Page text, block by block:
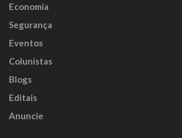
Economia
Segurança
Eventos
Colunistas
Blogs
Editais
Anuncie